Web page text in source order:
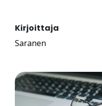
Kirjoittaja
Saranen